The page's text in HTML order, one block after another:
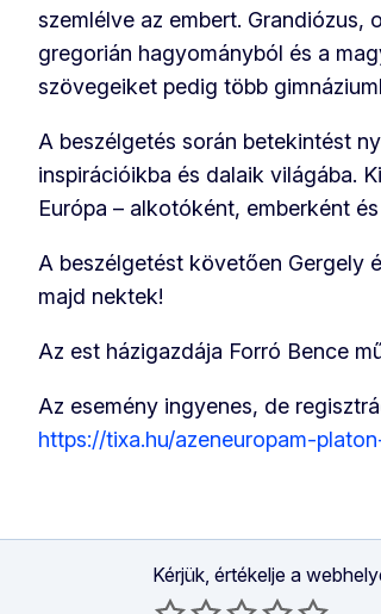
szemlélve az embert. Grandiózus,
gregorián hagyományból és a
szövegeiket pedig több
A beszélgetés során betekintést
inspirációikba és dalaik világába.
Európa – alkotóként, emberként
A beszélgetést követően Gergely
majd nektek!
Az est házigazdája Forró Bence
Az esemény ingyenes, de
https://tixa.hu/azeneuropam-
Kérjük, értékelje a